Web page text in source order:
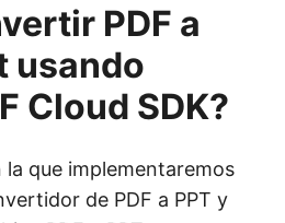
PDF a
usando
Cloud SDK?
la que implementaremos
de PDF a PPT y